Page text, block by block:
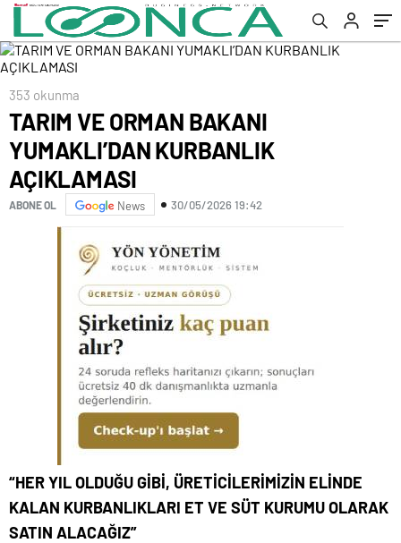
353 okunma
TARIM VE ORMAN BAKANI
YUMAKLI’DAN KURBANLIK
AÇIKLAMASI
ABONE OL News 30/05/2026 19:42
“HER YIL OLDUĞU GİBİ, ÜRETİCİLERİMİZİN ELİNDE
KALAN KURBANLIKLARI ET VE SÜT KURUMU OLARAK
SATIN ALACAĞIZ”